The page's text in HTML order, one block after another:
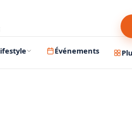
Événements